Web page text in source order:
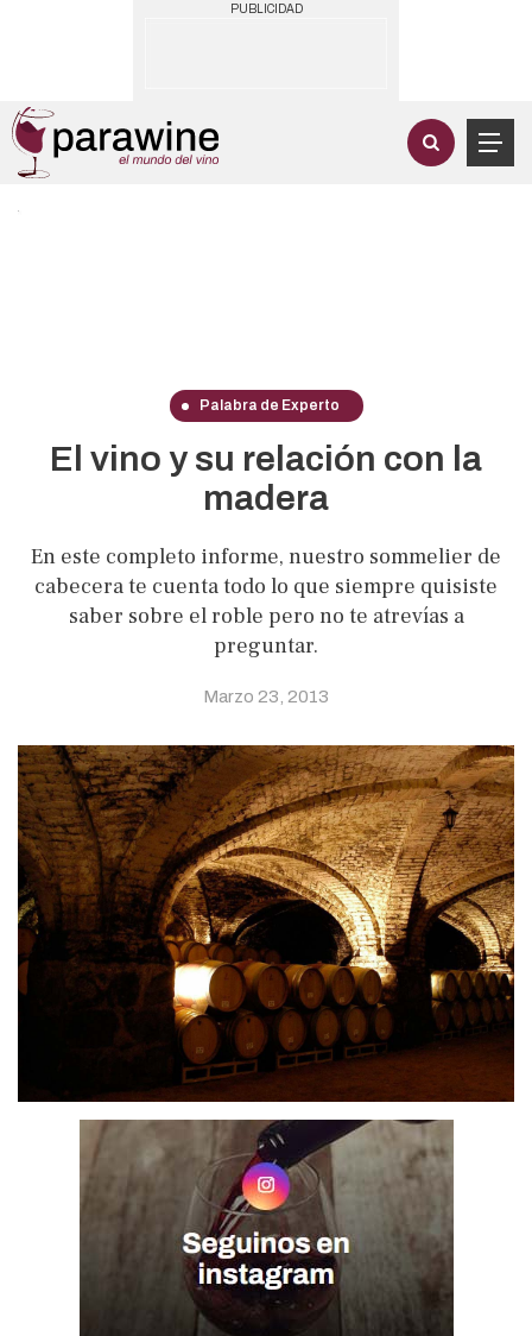
PUBLICIDAD
Palabra de Experto
El vino y su relación con la
madera
En este completo informe, nuestro sommelier de
cabecera te cuenta todo lo que siempre quisiste
saber sobre el roble pero no te atrevías a
preguntar.
Marzo 23, 2013